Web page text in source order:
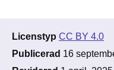
Licenstyp CC BY 4.0
Publicerad 16